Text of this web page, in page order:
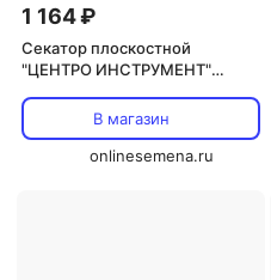
1 164 ₽
Секатор плоскостной
"ЦЕНТРО ИНСТРУМЕНТ"
В магазин
onlinesemena.ru